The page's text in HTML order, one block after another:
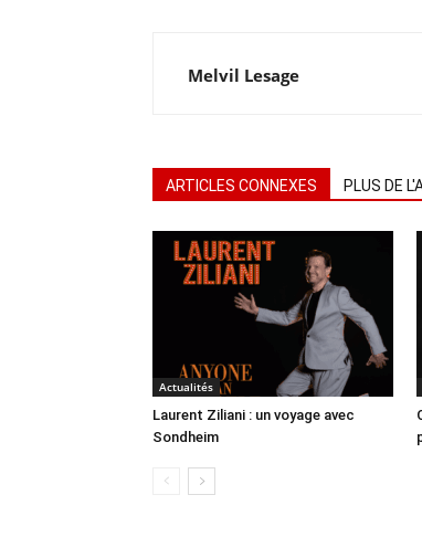
Melvil Lesage
ARTICLES CONNEXES PLUS DE
Actualités
Laurent Ziliani : un voyage avec
Sondheim